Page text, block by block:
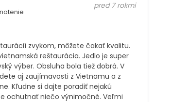
pred 7 rokmi
zvykom, môžete čakať kvalitu.
reštaurácia. Jedlo je super
výber. Obsluha bola tiež dobrá. V
aj zaujímavosti z Vietnamu a z
Kľudne si dajte poradiť nejakú
ochutnať niečo výnimočné. Veľmi